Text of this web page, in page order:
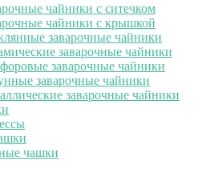
чайники с ситечком
чайники с крышкой
заварочные чайники
заварочные чайники
заварочные чайники
заварочные чайники
заварочные чайники
чашки